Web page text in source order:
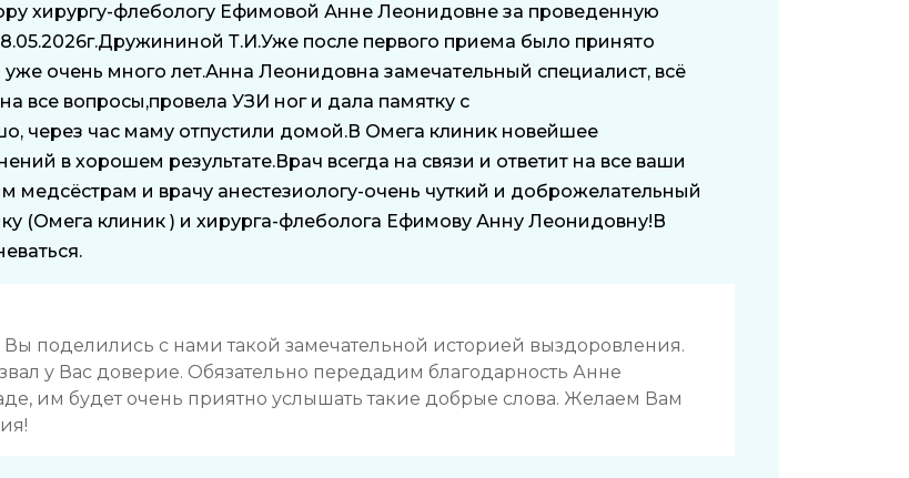
хирургу-флебологу Ефимовой Анне Леонидовне за проведенную
Т.И.Уже после первого приема было принято
очень много лет.Анна Леонидовна замечательный специалист, всё
все вопросы,провела УЗИ ног и дала памятку с
через час маму отпустили домой.В Омега клиник новейшее
в хорошем результате.Врач всегда на связи и ответит на все ваши
и врачу анестезиологу-очень чуткий и доброжелательный
(Омега клиник ) и хирурга-флеболога Ефимову Анну Леонидовну!В
поделились с нами такой замечательной историей выздоровления.
у Вас доверие. Обязательно передадим благодарность Анне
им будет очень приятно услышать такие добрые слова. Желаем Вам